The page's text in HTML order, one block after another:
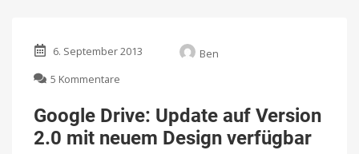
6. September 2013
Ben
5 Kommentare
Drive:
Update
auf
Google Drive: Update auf Version
2.0 mit neuem Design verfügbar